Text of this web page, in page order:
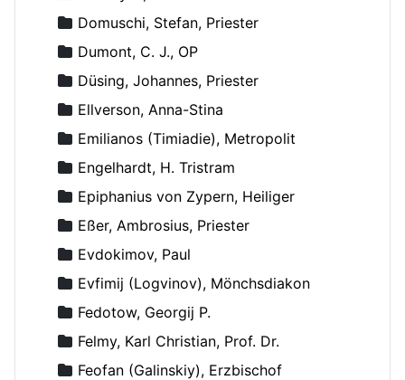
Domuschi, Stefan, Priester
Dumont, C. J., OP
Düsing, Johannes, Priester
Ellverson, Anna-Stina
Emilianos (Timiadie), Metropolit
Engelhardt, H. Tristram
Epiphanius von Zypern, Heiliger
Eßer, Ambrosius, Priester
Evdokimov, Paul
Evfimij (Logvinov), Mönchsdiakon
Fedotow, Georgij P.
Felmy, Karl Christian, Prof. Dr.
Feofan (Galinskiy), Erzbischof